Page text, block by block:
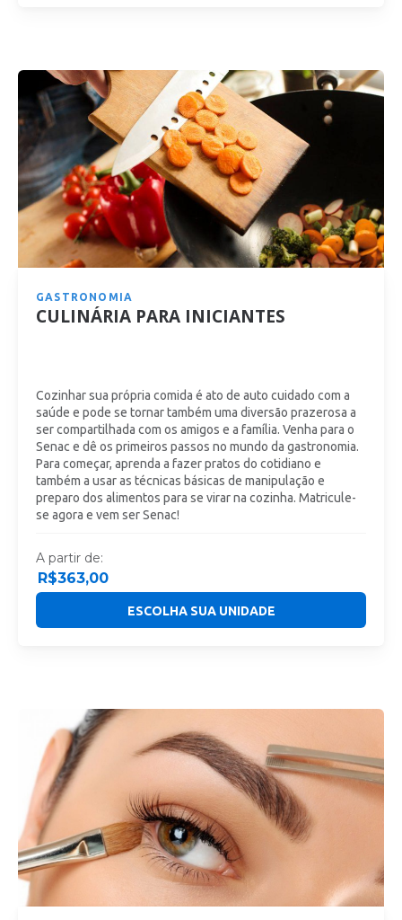
GASTRONOMIA
CULINÁRIA PARA INICIANTES
Cozinhar sua própria comida é ato de auto cuidado com a
saúde e pode se tornar também uma diversão prazerosa a
ser compartilhada com os amigos e a família. Venha para o
Senac e dê os primeiros passos no mundo da gastronomia.
Para começar, aprenda a fazer pratos do cotidiano e
também a usar as técnicas básicas de manipulação e
preparo dos alimentos para se virar na cozinha. Matricule-
se agora e vem ser Senac!
A partir de:
R$363,00
ESCOLHA SUA UNIDADE